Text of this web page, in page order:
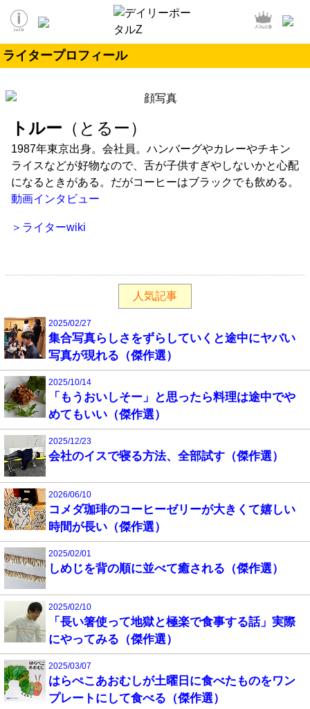
ライタープロフィール
トルー （とるー）
1987年東京出身。会社員。ハンバーグやカレーやチキン
ライスなどが好物なので、舌が子供すぎやしないかと心配
になるときがある。だがコーヒーはブラックでも飲める。
動画インタビュー
＞ライターwiki
人気記事
2025/02/27
集合写真らしさをずらしていくと途中にヤバい
写真が現れる（傑作選）
2025/10/14
「もうおいしそー」と思ったら料理は途中でや
めてもいい（傑作選）
2025/12/23
会社のイスで寝る方法、全部試す（傑作選）
2026/06/10
コメダ珈琲のコーヒーゼリーが大きくて嬉しい
時間が長い（傑作選）
2025/02/01
しめじを背の順に並べて癒される（傑作選）
2025/02/10
「長い箸使って地獄と極楽で食事する話」実際
にやってみる（傑作選）
2025/03/07
はらぺこあおむしが土曜日に食べたものをワン
プレートにして食べる（傑作選）